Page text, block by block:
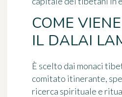
COME
IL DALAI
È scelto dai monaci
comitato itinerante,
ricerca spirituale e